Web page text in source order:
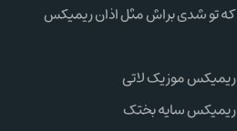
که تو شدی براش مثل اذان ریمیکس
ریمیکس موزیک لاتی
ریمیکس سایه بختک